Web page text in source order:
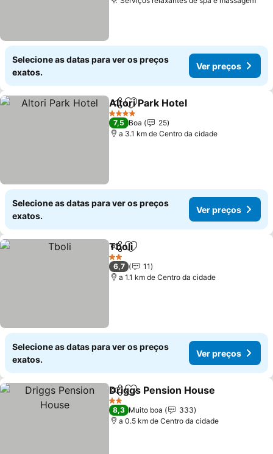
Selecione as datas para ver os preços
exatos.
Ver preços
PartilharAdicionar aos favoritos
Altori Park Hotel
4 Estrelas
7,5 Boa
25
a 3.1 km de Centro da cidade
Selecione as datas para ver os preços
exatos.
Ver preços
PartilharAdicionar aos favoritos
Tboli
2 Estrelas
6,7
11
a 1.1 km de Centro da cidade
Selecione as datas para ver os preços
exatos.
Ver preços
PartilharAdicionar aos favoritos
Driggs Pension House
2 Estrelas
8,3 Muito boa
333
a 0.5 km de Centro da cidade